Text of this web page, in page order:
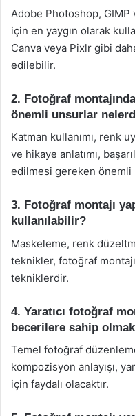
Adobe Photoshop, GIMP
için en yaygın olarak
Canva veya Pixlr gibi
edilebilir.
2. Fotoğraf
önemli unsurlar
Katman kullanımı, renk
ve hikaye anlatımı,
edilmesi gereken önemli
3. Fotoğraf montajı
kullanılabilir?
Maskeleme, renk
teknikler, fotoğraf
tekniklerdir.
4. Yaratıcı fotoğraf
becerilere sahip
Temel fotoğraf
kompozisyon anlayışı,
için faydalı olacaktır.